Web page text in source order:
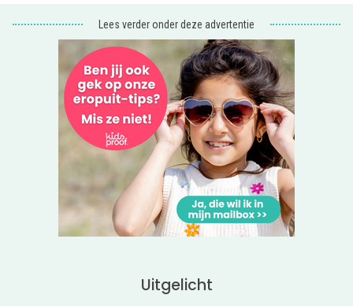
Lees verder onder deze advertentie
Uitgelicht